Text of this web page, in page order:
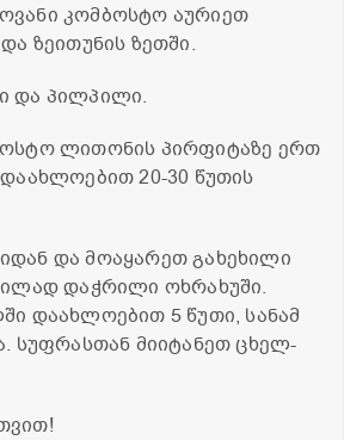
კომბოსტო აურიეთ
ზეითუნის ზეთში.
და პილპილი.
ლითონის პირფიტაზე ერთ
20-30 წუთის
და მოაყარეთ გახეხილი
დაჭრილი ოხრახუში.
დაახლოებით 5 წუთი, სანამ
სუფრასთან მიიტანეთ ცხელ-